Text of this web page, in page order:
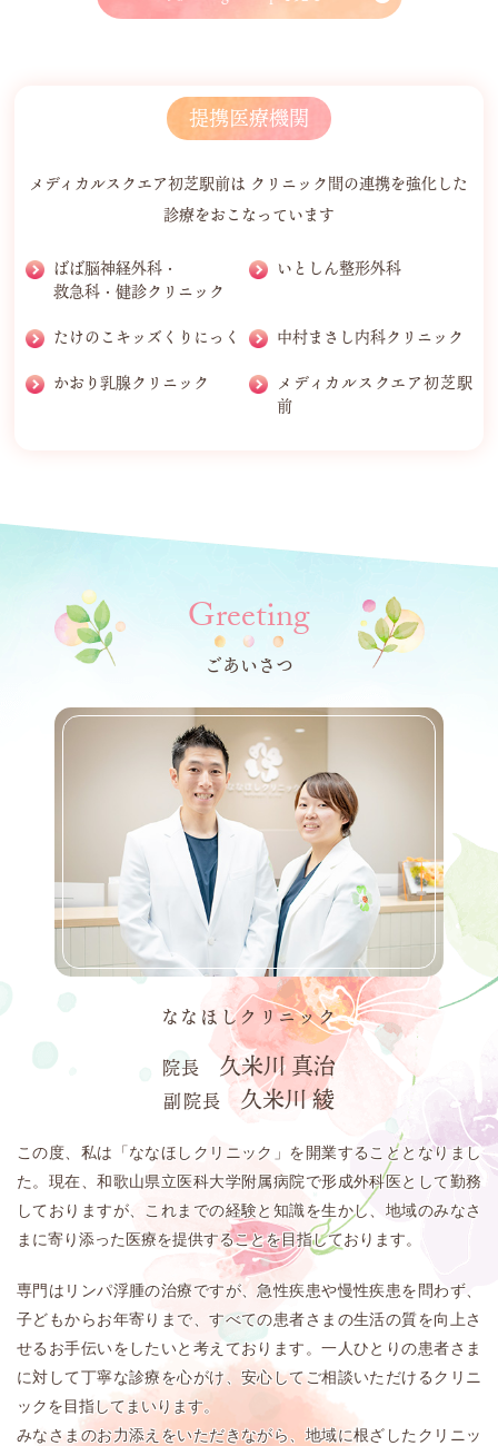
提携医療機関
メディカルスクエア初芝駅前は クリニック間の連携を強化した
診療をおこなっています
ばば脳神経外科・
救急科・健診クリニック
いとしん整形外科
たけのこキッズくりにっく
中村まさし内科クリニック
かおり乳腺クリニック
メディカルスクエア初芝駅
前
Greeting
ごあいさつ
ななほしクリニック
院長
久米川 真治
副院長 久米川 綾
この度、私は「ななほしクリニック」を開業することとなりまし
た。現在、和歌山県立医科大学附属病院で形成外科医として勤務
しておりますが、これまでの経験と知識を生かし、地域のみなさ
まに寄り添った医療を提供することを目指しております。
専門はリンパ浮腫の治療ですが、急性疾患や慢性疾患を問わず、
子どもからお年寄りまで、すべての患者さまの生活の質を向上さ
せるお手伝いをしたいと考えております。一人ひとりの患者さま
に対して丁寧な診療を心がけ、安心してご相談いただけるクリニ
ックを目指してまいります。
みなさまのお力添えをいただきながら、地域に根ざしたクリニッ